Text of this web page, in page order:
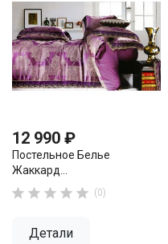
12 990 ₽
Постельное Белье
Жаккард...
     (0)
Детали